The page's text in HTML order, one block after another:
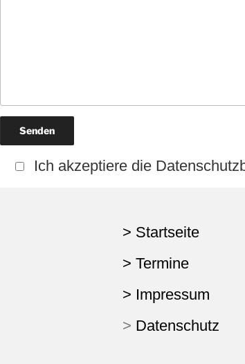
Ich akzeptiere die
> Startseite
> Termine
> Impressum
> Datenschutz